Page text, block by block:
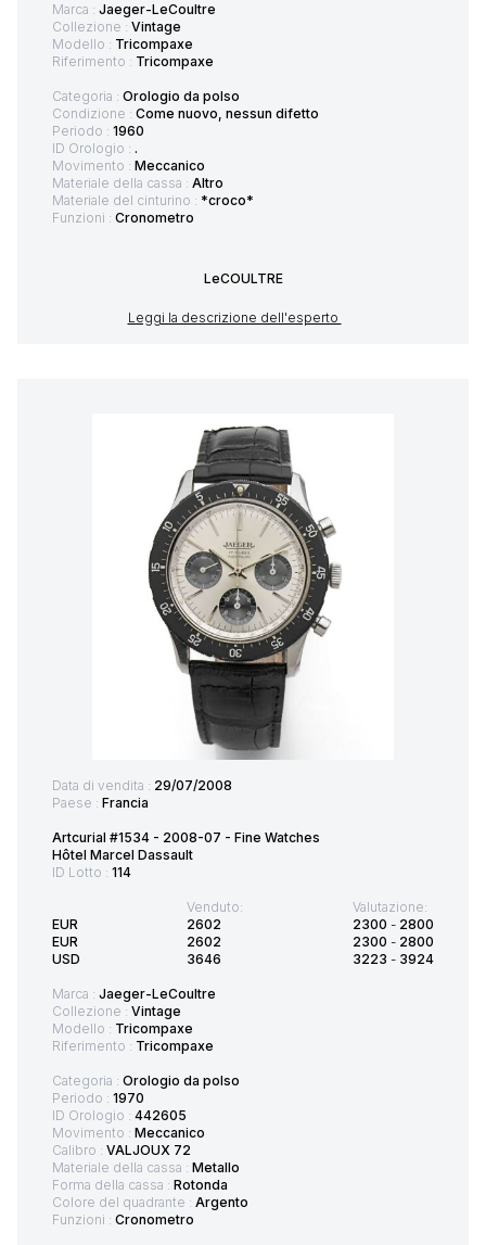
Marca : Jaeger-LeCoultre
Collezione : Vintage
Modello : Tricompaxe
Riferimento : Tricompaxe
Categoria : Orologio da polso
Condizione : Come nuovo, nessun difetto
Periodo : 1960
ID Orologio : .
Movimento : Meccanico
Materiale della cassa : Altro
Materiale del cinturino : *croco*
Funzioni : Cronometro
LeCOULTRE
Leggi la descrizione dell'esperto
Data di vendita : 29/07/2008
Paese : Francia
Artcurial #1534 - 2008-07 - Fine Watches
Hôtel Marcel Dassault
ID Lotto : 114
EUR
EUR
USD
Venduto:
2602
2602
3646
Valutazione:
2300 - 2800
2300 - 2800
3223 - 3924
Marca : Jaeger-LeCoultre
Collezione : Vintage
Modello : Tricompaxe
Riferimento : Tricompaxe
Categoria : Orologio da polso
Periodo : 1970
ID Orologio : 442605
Movimento : Meccanico
Calibro : VALJOUX 72
Materiale della cassa : Metallo
Forma della cassa : Rotonda
Colore del quadrante : Argento
Funzioni : Cronometro